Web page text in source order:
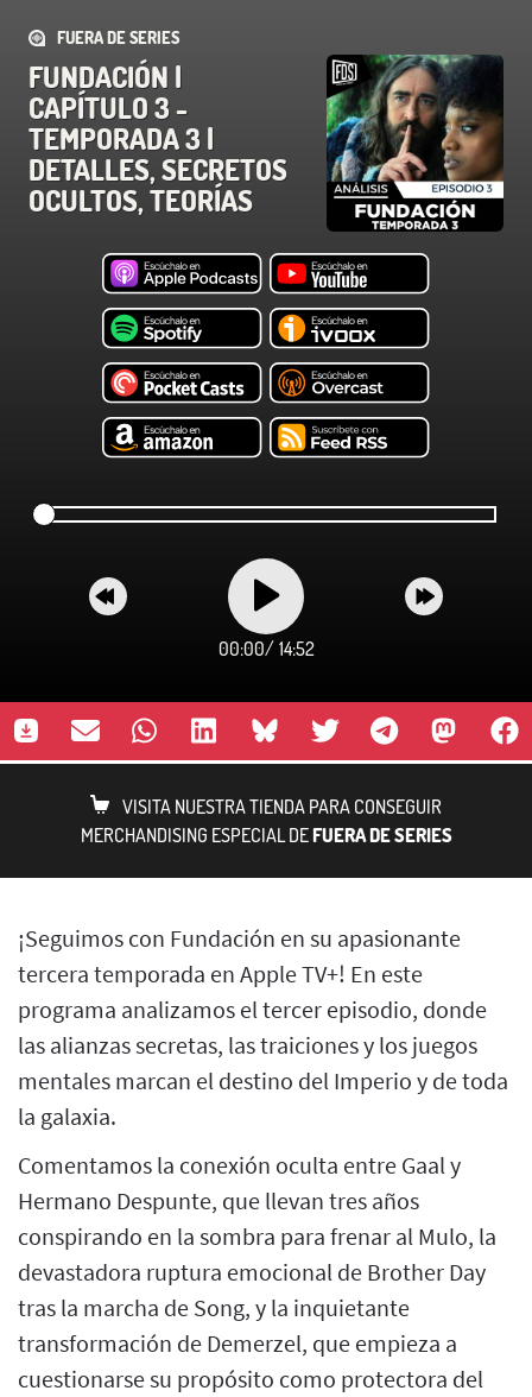
FUERA DE SERIES
FUNDACIÓN |
CAPÍTULO 3 -
TEMPORADA 3 |
DETALLES, SECRETOS
OCULTOS, TEORÍAS
00:00/ 14:52
VISITA NUESTRA TIENDA PARA CONSEGUIR
MERCHANDISING ESPECIAL DEFUERA DE SERIES
¡Seguimos con Fundación en su apasionante
tercera temporada en Apple TV+! En este
programa analizamos el tercer episodio, donde
las alianzas secretas, las traiciones y los juegos
mentales marcan el destino del Imperio y de toda
la galaxia.
Comentamos la conexión oculta entre Gaal y
Hermano Despunte, que llevan tres años
conspirando en la sombra para frenar al Mulo, la
devastadora ruptura emocional de Brother Day
tras la marcha de Song, y la inquietante
transformación de Demerzel, que empieza a
cuestionarse su propósito como protectora del